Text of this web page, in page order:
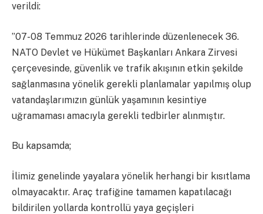
verildi:
”07-08 Temmuz 2026 tarihlerinde düzenlenecek 36.
NATO Devlet ve Hükümet Başkanları Ankara Zirvesi
çerçevesinde, güvenlik ve trafik akışının etkin şekilde
sağlanmasına yönelik gerekli planlamalar yapılmış olup
vatandaşlarımızın günlük yaşamının kesintiye
uğramaması amacıyla gerekli tedbirler alınmıştır.
Bu kapsamda;
İlimiz genelinde yayalara yönelik herhangi bir kısıtlama
olmayacaktır. Araç trafiğine tamamen kapatılacağı
bildirilen yollarda kontrollü yaya geçişleri